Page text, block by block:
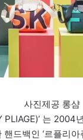
사진제공 롱샴
PLIAGE)’ 는 2004
드백인 ‘르플리